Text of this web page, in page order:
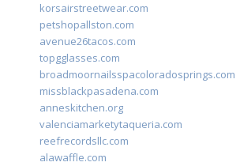
korsairstreetwear.com
petshopallston.com
avenue26tacos.com
topgglasses.com
broadmoornailsspacoloradosprings.com
missblackpasadena.com
anneskitchen.org
valenciamarketytaqueria.com
reefrecordsllc.com
alawaffle.com